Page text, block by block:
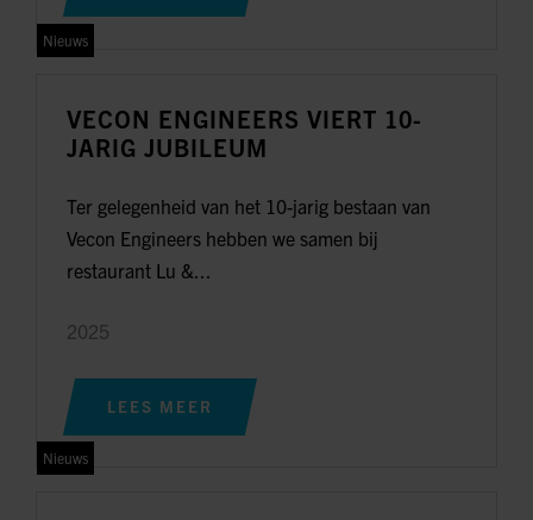
Nieuws
VECON ENGINEERS VIERT 10-
JARIG JUBILEUM
Ter gelegenheid van het 10-jarig bestaan van
Vecon Engineers hebben we samen bij
restaurant Lu &...
2025
LEES MEER
Nieuws